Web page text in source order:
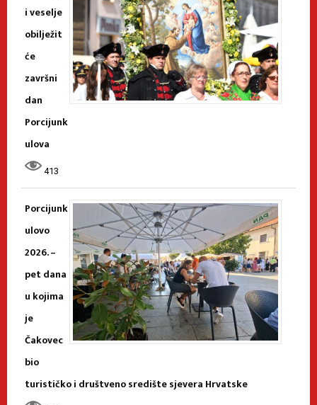
i veselje
obilježit
će
završni
dan
Porcijunk
ulova
413
Porcijunk
ulovo
2026. –
pet dana
u kojima
je
Čakovec
bio
turističko i društveno središte sjevera Hrvatske